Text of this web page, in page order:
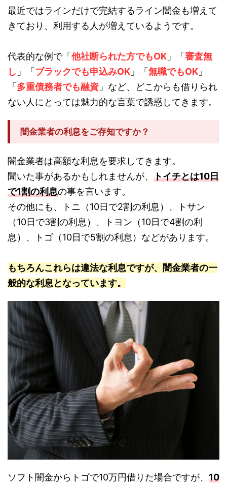
最近ではラインだけで完結するライン闇金も増えて
きており、利用する人が増えているようです。
代表的な例で「 他社断られた方でもOK 」「 審査無
し 」「 ブラックでも申込みOK 」「 無職でもOK 」
「 多重債務者でも融資 」など、どこからも借りられ
ない人にとっては魅力的な言葉で誘惑してきます。
闇金業者の利息をご存知ですか？
闇金業者は高額な利息を要求してきます。
聞いた事があるかもしれませんが、 トイチとは10日
で1割の利息の事を言います。
その他にも、トニ（10日で2割の利息）、トサン
（10日で3割の利息）、トヨン（10日で4割の利
息）、トゴ（10日で5割の利息）などがあります。
もちろんこれらは違法な利息ですが、闇金業者の一
般的な利息となっています。
ソフト闇金からトゴで10万円借りた場合ですが、 10